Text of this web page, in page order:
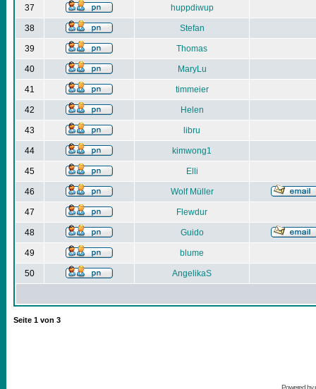
37 huppdiwup
38 Stefan
39 Thomas
40 MaryLu
41 timmeier
42 Helen
43 libru
44 kimwong1
45 Elli
46 Wolf Müller
47 Flewdur
48 Guido
49 blume
50 AngelikaS
Seite 1 von 3
Powered by